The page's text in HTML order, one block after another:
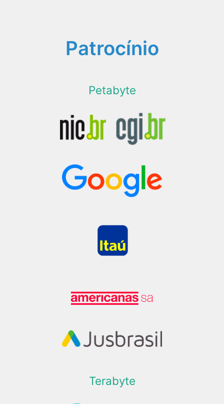
Patrocínio
Petabyte
Terabyte